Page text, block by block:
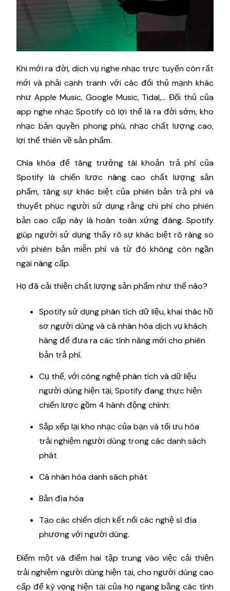
Khi mới ra đời, dịch vụ nghe nhạc trực tuyến còn rất
mới và phải cạnh tranh với các đối thủ mạnh khác
như Apple Music, Google Music, Tidal,... Đối thủ của
app nghe nhạc Spotify có lợi thế là ra đời sớm, kho
nhạc bản quyền phong phú, nhạc chất lượng cao,
lợi thế thiên về sản phẩm.
Chìa khóa để tăng trưởng tài khoản trả phí của
Spotify là chiến lược nâng cao chất lượng sản
phẩm, tăng sự khác biệt của phiên bản trả phí và
thuyết phục người sử dụng rằng chi phí cho phiên
bản cao cấp này là hoàn toàn xứng đáng. Spotify
giúp người sử dụng thấy rõ sự khác biệt rõ ràng so
với phiên bản miễn phí và từ đó không còn ngần
ngại nâng cấp.
Họ đã cải thiện chất lượng sản phẩm như thế nào?
Spotify sử dụng phân tích dữ liệu, khai thác hồ
sơ người dùng và cá nhân hóa dịch vụ khách
hàng để đưa ra các tính năng mới cho phiên
bản trả phí.
Cụ thể, với công nghệ phân tích và dữ liệu
người dùng hiện tại, Spotify đang thực hiện
chiến lược gồm 4 hành động chính:
Sắp xếp lại kho nhạc của bạn và tối ưu hóa
trải nghiệm người dùng trong các danh sách
phát
Cá nhân hóa danh sách phát
Bản địa hóa
Tạo các chiến dịch kết nối các nghệ sĩ địa
phương với người dùng.
Điểm một và điểm hai tập trung vào việc cải thiện
trải nghiệm người dùng hiện tại, cho người dùng cao
cấp để kỳ vọng hiện tại của họ ngang bằng các tính